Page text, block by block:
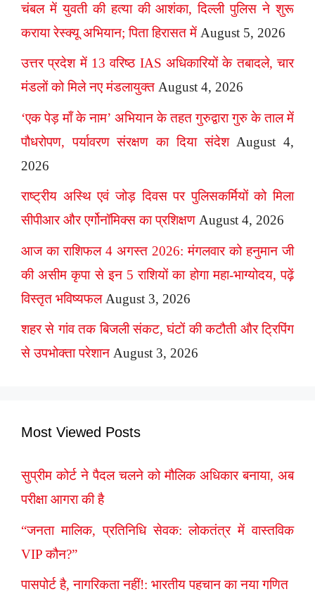
चंबल में युवती की हत्या की आशंका, दिल्ली पुलिस ने शुरू
कराया रेस्क्यू अभियान; पिता हिरासत में August 5, 2026
उत्तर प्रदेश में 13 वरिष्ठ IAS अधिकारियों के तबादले, चार
मंडलों को मिले नए मंडलायुक्त August 4, 2026
‘एक पेड़ माँ के नाम’ अभियान के तहत गुरुद्वारा गुरु के ताल में
पौधरोपण, पर्यावरण संरक्षण का दिया संदेश August 4,
2026
राष्ट्रीय अस्थि एवं जोड़ दिवस पर पुलिसकर्मियों को मिला
सीपीआर और एर्गोनॉमिक्स का प्रशिक्षण August 4, 2026
आज का राशिफल 4 अगस्त 2026: मंगलवार को हनुमान जी
की असीम कृपा से इन 5 राशियों का होगा महा-भाग्योदय, पढ़ें
विस्तृत भविष्यफल August 3, 2026
शहर से गांव तक बिजली संकट, घंटों की कटौती और ट्रिपिंग
से उपभोक्ता परेशान August 3, 2026
Most Viewed Posts
सुप्रीम कोर्ट ने पैदल चलने को मौलिक अधिकार बनाया, अब
परीक्षा आगरा की है
“जनता मालिक, प्रतिनिधि सेवक: लोकतंत्र में वास्तविक
VIP कौन?”
पासपोर्ट है, नागरिकता नहीं!: भारतीय पहचान का नया गणित